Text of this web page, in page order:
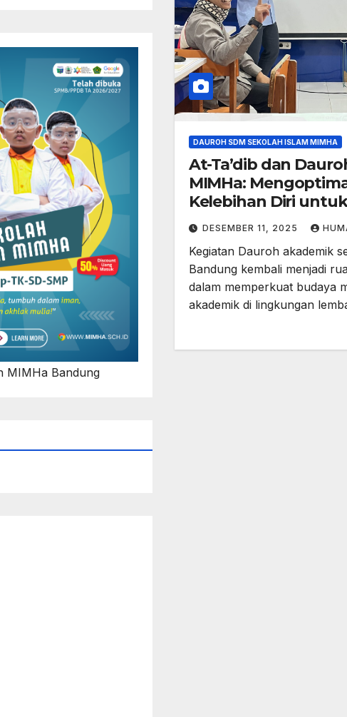
MIMHa Bandung
DAUROH SDM SEKOLAH ISLAM MIMHA
At-Ta’dib dan
MIMHa:
Kelebihan Diri untuk
Membangun SDM
DESEMBER 11, 2025
Kegiatan Dauroh akademik
Bandung kembali menjadi
dalam memperkuat budaya
akademik di lingkungan